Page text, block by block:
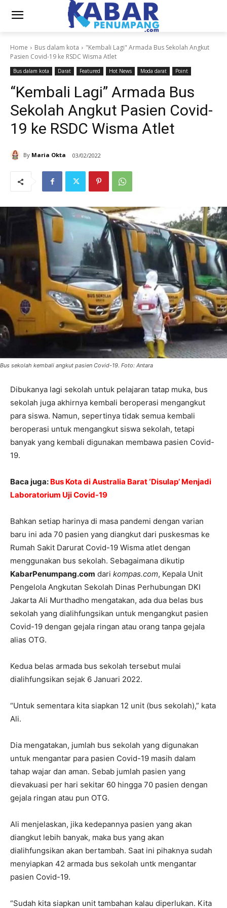
Home Bus dalam kota
"Kembali Lagi" Armada Bus Sekolah Angkut
Pasien Covid-19 ke RSDC Wisma Atlet
Bus dalam kota Darat Featured Hot News Moda darat Point
“Kembali Lagi” Armada Bus
Sekolah Angkut Pasien Covid-
19 ke RSDC Wisma Atlet
By Maria Okta 03/02/2022
Bus sekolah kembali angkut pasien Covid-19. Foto: Antara
Dibukanya lagi sekolah untuk pelajaran tatap muka, bus
sekolah juga akhirnya kembali beroperasi mengangkut
para siswa. Namun, sepertinya tidak semua kembali
beroperasi untuk mengangkut siswa sekolah, tetapi
banyak yang kembali digunakan membawa pasien Covid-
19.
Baca juga: Bus Kota di Australia Barat ‘Disulap’ Menjadi
Laboratorium Uji Covid-19
Bahkan setiap harinya di masa pandemi dengan varian
baru ini ada 70 pasien yang diangkut dari puskesmas ke
Rumah Sakit Darurat Covid-19 Wisma atlet dengan
menggunakan bus sekolah. Sebagaimana dikutip
KabarPenumpang.com dari kompas.com, Kepala Unit
Pengelola Angkutan Sekolah Dinas Perhubungan DKI
Jakarta Ali Murthadho mengatakan, ada dua belas bus
sekolah yang dialihfungsikan untuk mengangkut pasien
Covid-19 dengan gejala ringan atau orang tanpa gejala
alias OTG.
Kedua belas armada bus sekolah tersebut mulai
dialihfungsikan sejak 6 Januari 2022.
“Untuk sementara kita siapkan 12 unit (bus sekolah),” kata
Ali.
Dia mengatakan, jumlah bus sekolah yang digunakan
untuk mengantar para pasien Covid-19 masih dalam
tahap wajar dan aman. Sebab jumlah pasien yang
dievakuasi per hari sekitar 60 hingga 70 pasien dengan
gejala ringan atau pun OTG.
Ali menjelaskan, jika kedepannya pasien yang akan
diangkut lebih banyak, maka bus yang akan
dialihfungsikan akan bertambah. Saat ini pihaknya sudah
menyiapkan 42 armada bus sekolah untk mengantar
pasien Covid-19.
“Sudah kita siapkan unit tambahan kalau diperlukan. Kita